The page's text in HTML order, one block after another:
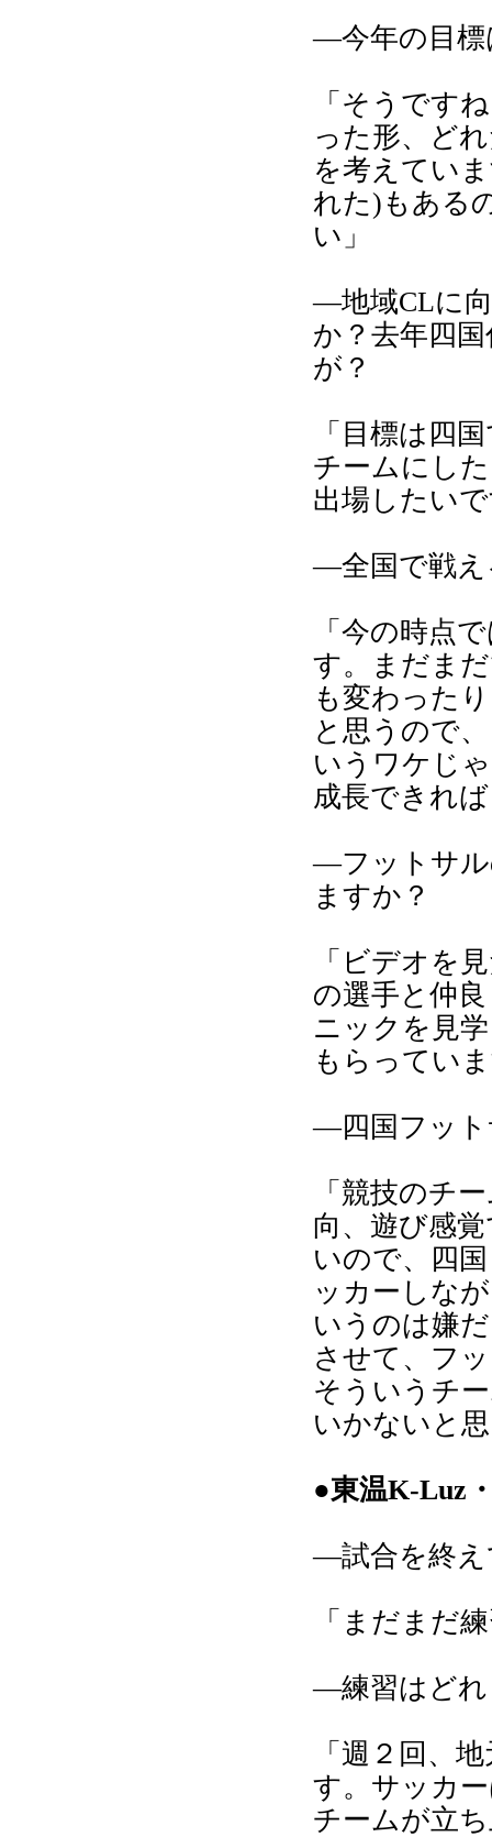
―今年の目標
「そうです
った形、ど
を考えてい
れた)もある
い」
―地域CLに
か？去年四
が？
「目標は四
チームにし
出場したい
―全国で戦え
「今の時点
す。まだま
も変わった
と思うので
いうワケじ
成長できれ
―フットサル
ますか？
「ビデオを
の選手と仲
ニックを見
もらってい
―四国フット
「競技のチ
向、遊び感
いので、四
ッカーしな
いうのは嫌
させて、フ
そういうチ
いかないと
●東温K-Luz
―試合を終え
「まだまだ
―練習はどれ
「週２回、
す。サッカ
チームが立